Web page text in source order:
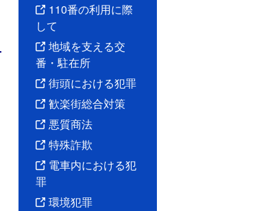
110番の利用に際
して
地域を支える交
番・駐在所
街頭における犯罪
歓楽街総合対策
悪質商法
特殊詐欺
電車内における犯
罪
環境犯罪